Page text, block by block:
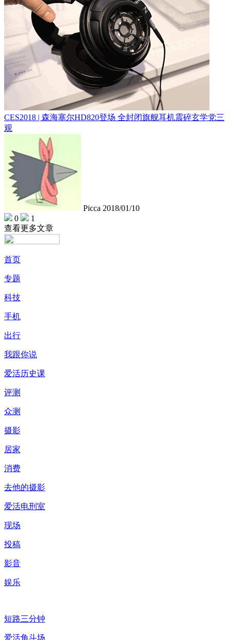
CES2018 | 森海塞尔HD820登场 全封闭旗舰耳机震碎玄学党三
观
Picca 2018/01/10
0
1
查看更多文章
首页
专题
科技
手机
出行
我跟你说
爱活历史课
评测
众测
摄影
居家
消费
去他的摄影
爱活电刑室
现场
投稿
影音
娱乐
短路三分钟
爱活角斗场